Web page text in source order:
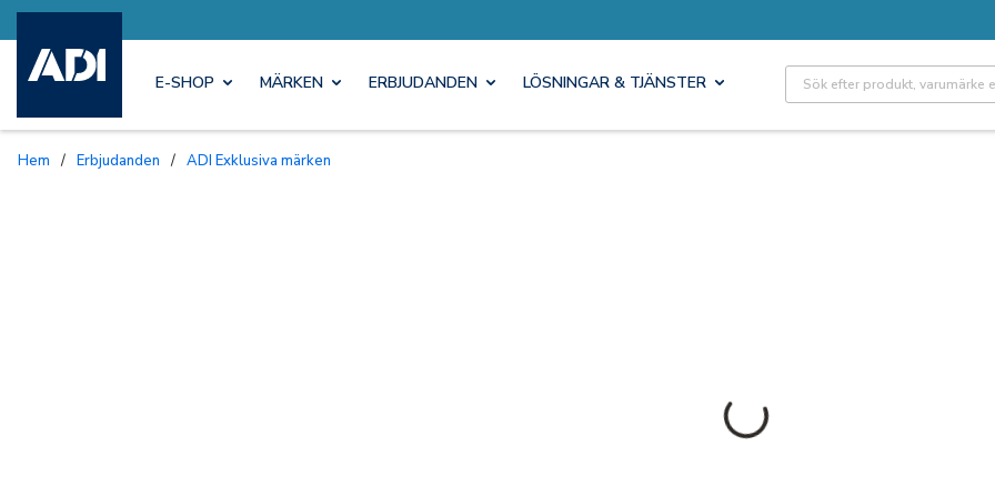
E-SHOP MÄRKEN ERBJUDANDEN LÖSNINGAR & TJÄNSTER Site Search
Hem / Erbjudanden / ADI Exklusiva märken